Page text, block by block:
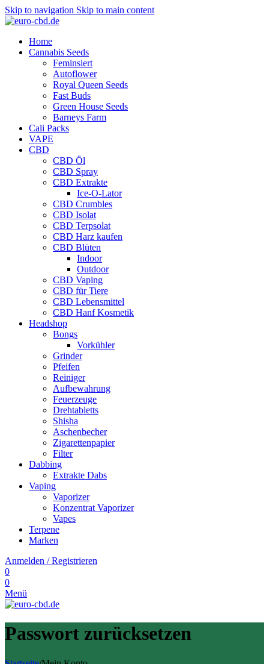
Skip to navigation Skip to main content
Home
Cannabis Seeds
Feminsiert
Autoflower
Royal Queen Seeds
Fast Buds
Green House Seeds
Barneys Farm
Cali Packs
VAPE
CBD
CBD Öl
CBD Spray
CBD Extrakte
Ice-O-Lator
CBD Crumbles
CBD Isolat
CBD Terpsolat
CBD Harz kaufen
CBD Blüten
Indoor
Outdoor
CBD Vaping
CBD für Tiere
CBD Lebensmittel
CBD Hanf Kosmetik
Headshop
Bongs
Vorkühler
Grinder
Pfeifen
Reiniger
Aufbewahrung
Feuerzeuge
Drehtabletts
Shisha
Aschenbecher
Zigarettenpapier
Filter
Dabbing
Extrakte Dabs
Vaping
Vaporizer
Konzentrat Vaporizer
Vapes
Terpene
Marken
Anmelden / Registrieren
0
0
Menü
Passwort zurücksetzen